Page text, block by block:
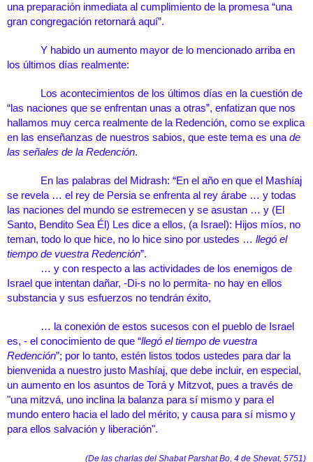
una preparación inmediata al cumplimiento de la promesa “una
gran congregación retornará aquí”.
Y habido un aumento mayor de lo mencionado arriba en
los últimos días realmente:
Los acontecimientos de los últimos días en la cuestión de
“las naciones que se enfrentan unas a otras”, enfatizan que nos
hallamos muy cerca realmente de la Redención, como se explica
en las enseñanzas de nuestros sabios, que este tema es una de
las señales de la Redención.
En las palabras del Midrash: “En el año en que el Mashíaj
se revela … el rey de Persia se enfrenta al rey árabe … y todas
las naciones del mundo se estremecen y se asustan … y (El
Santo, Bendito Sea Él) Les dice a ellos, (a Israel): Hijos míos, no
teman, todo lo que hice, no lo hice sino por ustedes … llegó el
tiempo de vuestra Redención”.
… y con respecto a las actividades de los enemigos de
Israel que intentan dañar, -Di-s no lo permita- no hay en ellos
substancia y sus esfuerzos no tendrán éxito,
… la conexión de estos sucesos con el pueblo de Israel
es, - el conocimiento de que “llegó el tiempo de vuestra
Redención”; por lo tanto, estén listos todos ustedes para dar la
bienvenida a nuestro justo Mashíaj, que debe incluir, en especial,
un aumento en los asuntos de Torá y Mitzvot, pues a través de
"una mitzvá, uno inclina la balanza para sí mismo y para el
mundo entero hacia el lado del mérito, y causa para sí mismo y
para ellos salvación y liberación".
(De las charlas del Shabat Parshat Bo, 4 de Shevat, 5751)